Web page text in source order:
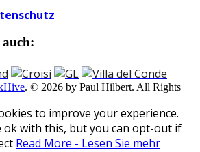
auch:
. © 2026 by Paul Hilbert. All Rights
to improve your experience.
ok with this, but you can opt-out if
Read More - Lesen Sie mehr